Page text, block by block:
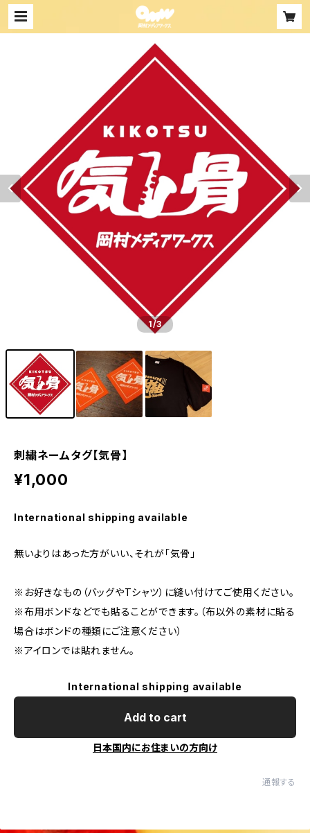
1/3
刺繍ネームタグ【気骨】
¥1,000
International shipping available
無いよりはあった方がいい、それが「気骨」
※お好きなもの（バッグやTシャツ）に縫い付けてご使用ください。
※布用ボンドなどでも貼ることができます。（布以外の素材に貼る
場合はボンドの種類にご注意ください）
※アイロンでは貼れません。
International shipping available
Add to cart
日本国内にお住まいの方向け
通報する